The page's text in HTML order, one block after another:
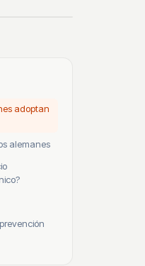
adoptan
alemanes